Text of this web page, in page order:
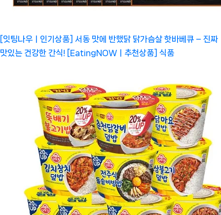
[잇팅나우ㅣ인기상품] 서동 맛에 반했닭 닭가슴살 핫바베큐 – 진짜
맛있는 건강한 간식! [EatingNOWㅣ추천상품] 식품